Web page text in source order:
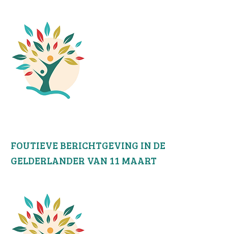
FOUTIEVE BERICHTGEVING IN DE
GELDERLANDER VAN 11 MAART